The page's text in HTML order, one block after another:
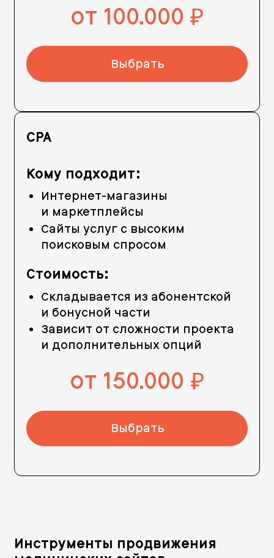
от 100.000
Выбрать
CPA
Кому подходит:
Интернет-магазины
и маркетплейсы
Сайты услуг с высоким
поисковым спросом
Стоимость:
Складывается из абонентской
и бонусной части
Зависит от сложности проекта
и дополнительных опций
от 150.000
Выбрать
Инструменты продвижения